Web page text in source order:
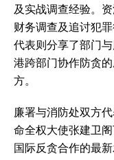
及实战调查经验。
财务调查及追讨犯
代表则分享了部门
港跨部门协作防贪
方。
廉署与消防处双方
命全权大使张建卫
国际反贪合作的最新